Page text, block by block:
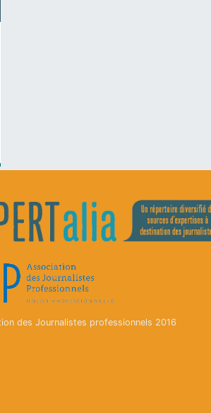
des Journalistes professionnels 2016